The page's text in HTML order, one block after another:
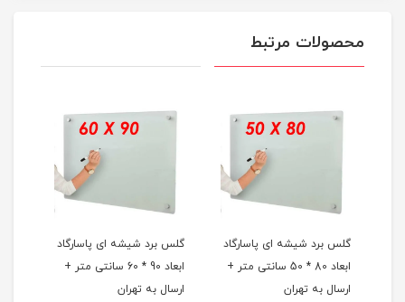
محصولات مرتبط
گلس برد شیشه ای پاسارگاد
ابعاد 90 * 60 سانتی متر +
ارسال به تهران
گلس برد شیشه ای پاسارگاد
ابعاد 100 * 70 سانتی متر +
ارسال به تهران